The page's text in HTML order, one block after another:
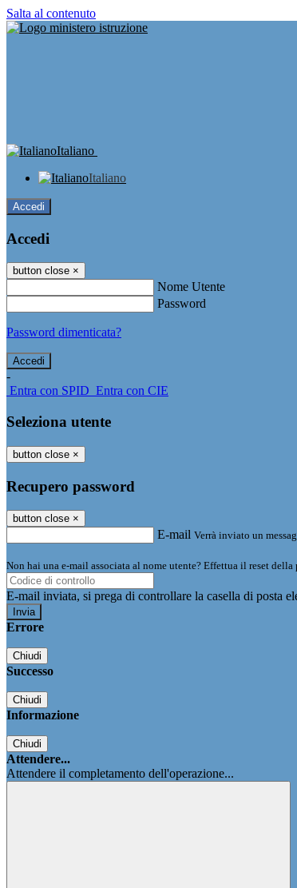
Salta al contenuto
Italiano
Italiano
Accedi
Accedi
button close ×
Nome Utente
Password
Password dimenticata?
-
Entra con SPID Entra con CIE
Seleziona utente
button close ×
Recupero password
button close ×
E-mail Verrà inviato un
Non hai una e-mail associata al nome utente? Effettua il reset della
E-mail inviata, si prega di controllare la casella di posta
Errore
Chiudi
Successo
Chiudi
Informazione
Chiudi
Attendere...
Attendere il completamento dell'operazione...